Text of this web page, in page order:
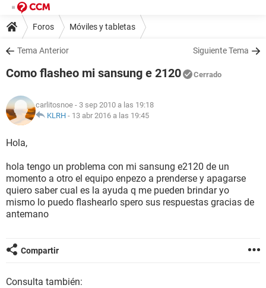
Foros Móviles y tabletas
Tema Anterior Siguiente Tema
Como flasheo mi sansung e 2120 Cerrado
carlitosnoe - 3 sep 2010 a las 19:18
KLRH - 13 abr 2016 a las 19:45
Hola,
hola tengo un problema con mi sansung e2120 de un
momento a otro el equipo enpezo a prenderse y apagarse
quiero saber cual es la ayuda q me pueden brindar yo
mismo lo puedo flashearlo spero sus respuestas gracias de
antemano
Compartir
Consulta también: